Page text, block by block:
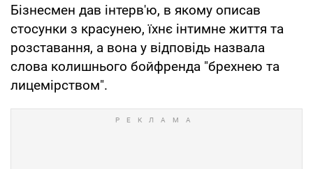
Бізнесмен дав інтерв'ю, в якому описав
стосунки з красунею, їхнє інтимне життя та
розставання, а вона у відповідь назвала
слова колишнього бойфренда "брехнею та
лицемірством".